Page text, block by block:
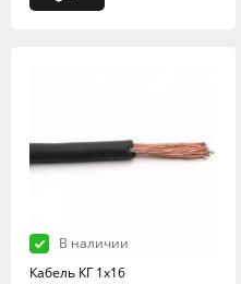
В наличии
Кабель КГ 1х16